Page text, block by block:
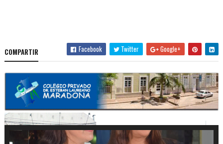
COMPARTIR Facebook Twitter Google+